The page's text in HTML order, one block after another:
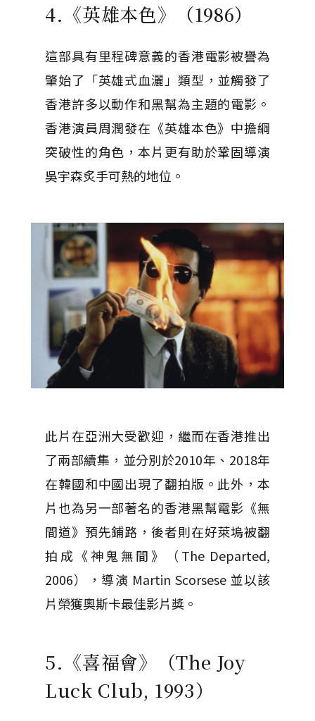
4.《英雄本色》（1986）
這部具有里程碑意義的香港電影被譽為
肇始了「英雄式血灑」類型，並觸發了
香港許多以動作和黑幫為主題的電影。
香港演員周潤發在《英雄本色》中擔綱
突破性的角色，本片更有助於鞏固導演
吳宇森炙手可熱的地位。
此片在亞洲大受歡迎，繼而在香港推出
了兩部續集，並分別於2010年、2018年
在韓國和中國出現了翻拍版。此外，本
片也為另一部著名的香港黑幫電影《無
間道》預先鋪路，後者則在好萊塢被翻
拍成《神鬼無間》（The Departed,
2006），導演 Martin Scorsese 並以該
片榮獲奧斯卡最佳影片獎。
5.《喜福會》（The Joy
Luck Club, 1993）